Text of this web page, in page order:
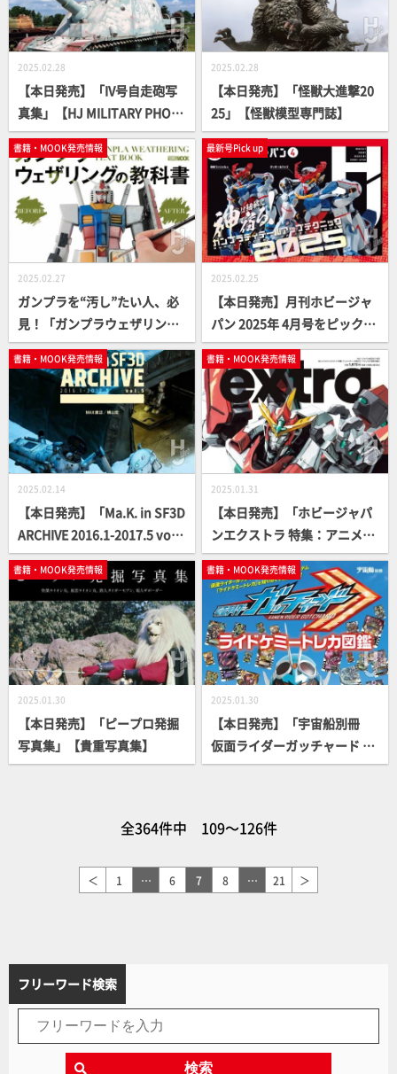
2025.02.28
【本日発売】「IV号自走砲写
真集」【HJ MILITARY PHOT
O ALBUM】
2025.02.28
【本日発売】「怪獣大進撃20
25」【怪獣模型専門誌】
書籍・MOOK発売情報
2025.02.27
ガンプラを“汚し”たい人、必
見！「ガンプラウェザリング
の教科書」本日2月27日
（木）発売！かんたんテクニ
ックからガチテクまでガンプ
ラの汚し方を丁寧にご紹介
【ガンプラ How To】
最新号Pick up
2025.02.25
【本日発売】月刊ホビージャ
パン 2025年 4月号をピックア
ップ！
書籍・MOOK発売情報
2025.02.14
【本日発売】「Ma.K. in SF3D
ARCHIVE 2016.1-2017.5 vol.
5」【MAX渡辺×横山宏】
書籍・MOOK発売情報
2025.01.31
【本日発売】「ホビージャパ
ンエクストラ 特集：アニメー
ター・大張正己 “バリって
る”造形の魅力」【ロボットア
ニメーション】
書籍・MOOK発売情報
2025.01.30
【本日発売】「ピープロ発掘
写真集」【貴重写真集】
書籍・MOOK発売情報
2025.01.30
【本日発売】「宇宙船別冊
仮面ライダーガッチャード ラ
イドケミートレカ図鑑」【仮
全364件中 109～126件
＜ 1 … 6 7 8 … 21 ＞
フリーワード検索
検索